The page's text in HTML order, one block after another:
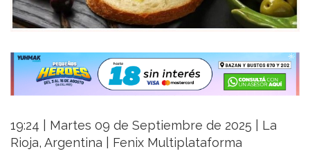
19:24 | Martes 09 de Septiembre de 2025 | La
Rioja, Argentina | Fenix Multiplataforma